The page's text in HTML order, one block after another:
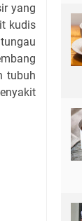
yang
kudis
tubuh